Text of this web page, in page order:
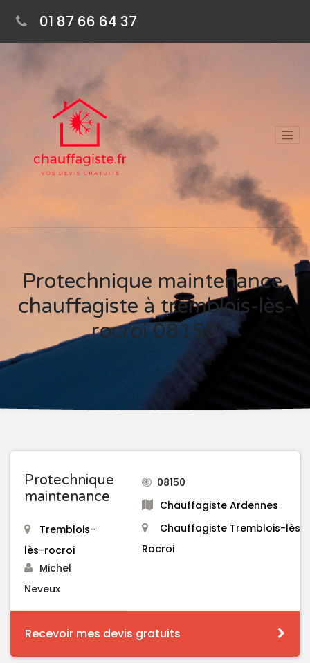
01 87 66 64 37
Protechnique maintenance,
chauffagiste à tremblois-lès-
rocroi 08150
Protechnique
maintenance
Tremblois-
lès-rocroi
Michel
Neveux
08150
Chauffagiste Ardennes
Chauffagiste Tremblois-lès-
Rocroi
Recevoir mes devis gratuits